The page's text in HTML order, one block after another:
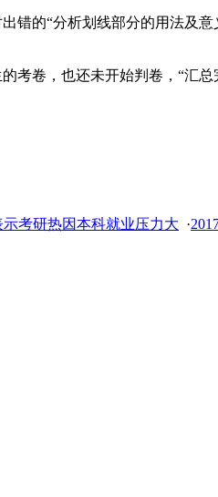
的“分析划线部分的用法及意
卷，也还未开始判卷，“汇总
考研热因本科就业压力大 ·